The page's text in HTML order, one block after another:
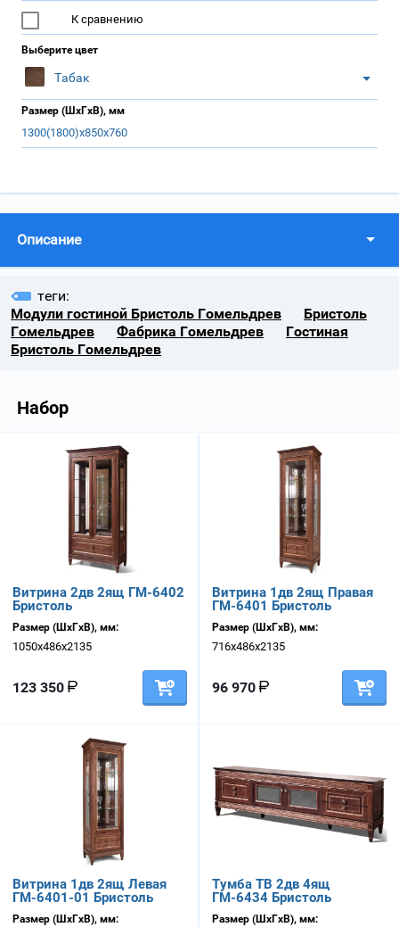
К сравнению
Выберите цвет
Табак
Размер (ШхГхВ), мм
1300(1800)х850х760
Описание
теги:
Модули гостиной Бристоль Гомельдрев
Бристоль
Гомельдрев
Фабрика Гомельдрев
Гостиная
Бристоль Гомельдрев
Набор
Витрина 2дв 2ящ ГМ-6402
Бристоль
Размер (ШхГхВ), мм:
1050х486х2135
123 350
Витрина 1дв 2ящ Правая
ГМ-6401 Бристоль
Размер (ШхГхВ), мм:
716х486х2135
96 970
Витрина 1дв 2ящ Левая
ГМ-6401-01 Бристоль
Размер (ШхГхВ), мм:
Тумба ТВ 2дв 4ящ
ГМ-6434 Бристоль
Размер (ШхГхВ), мм: